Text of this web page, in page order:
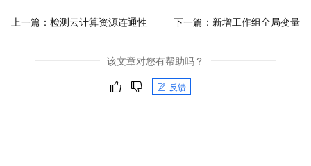
上一篇： 检测云计算资源连通性 下一篇： 新增工作组全局变量
该文章对您有帮助吗？
反馈